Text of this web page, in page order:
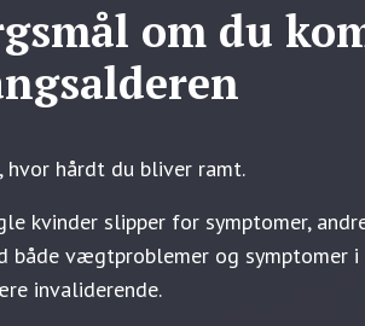
om du
hvor hårdt du bliver ramt.
kvinder slipper for symptomer,
både vægtproblemer og symptomer
invaliderende.